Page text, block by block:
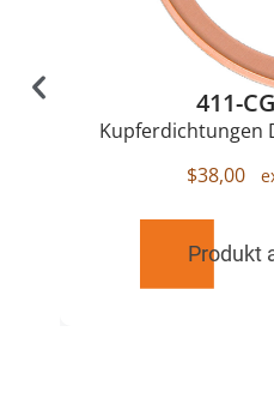
411-
Kupferdichtungen
$38,00
Produkt